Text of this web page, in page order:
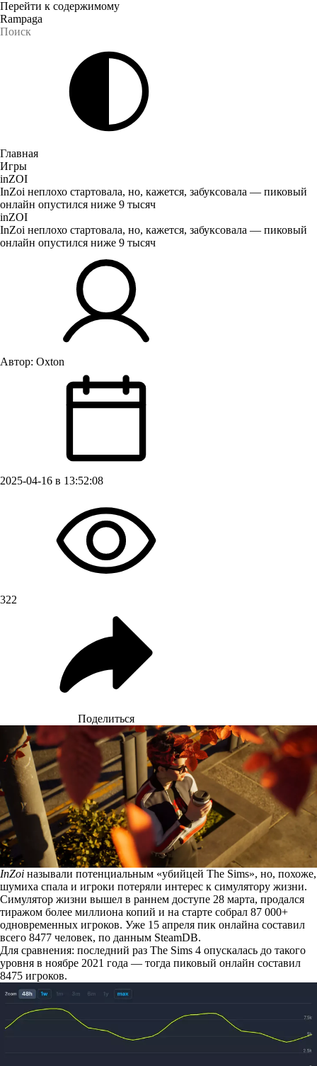
Перейти к содержимому
Rampaga
Главная
Игры
inZOI
InZoi неплохо стартовала, но, кажется, забуксовала — пиковый
онлайн опустился ниже 9 тысяч
inZOI
InZoi неплохо стартовала, но, кажется, забуксовала — пиковый
онлайн опустился ниже 9 тысяч
Автор: Oxton
2025-04-16 в 13:52:08
322
Поделиться
InZoi называли потенциальным «убийцей The Sims», но, похоже,
шумиха спала и игроки потеряли интерес к симулятору жизни.
Симулятор жизни вышел в раннем доступе 28 марта, продался
тиражом более миллиона копий и на старте собрал 87 000+
одновременных игроков. Уже 15 апреля пик онлайна составил
всего 8477 человек, по данным SteamDB.
Для сравнения: последний раз The Sims 4 опускалась до такого
уровня в ноябре 2021 года — тогда пиковый онлайн составил
8475 игроков.